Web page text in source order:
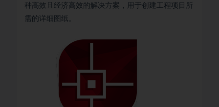
种高效且经济高效的解决方案，用于创建工程项目所
需的详细图纸。